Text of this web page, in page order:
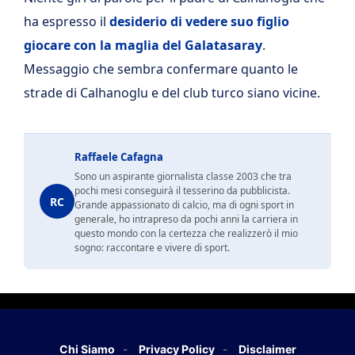
ha espresso il desiderio di vedere suo figlio
giocare con la maglia del Galatasaray.
Messaggio che sembra confermare quanto le
strade di Calhanoglu e del club turco siano vicine.
RC
Raffaele Cafagna
Sono un aspirante giornalista classe 2003 che tra
pochi mesi conseguirà il tesserino da pubblicista.
Grande appassionato di calcio, ma di ogni sport in
generale, ho intrapreso da pochi anni la carriera in
questo mondo con la certezza che realizzerò il mio
sogno: raccontare e vivere di sport.
Chi Siamo Privacy Policy Disclaimer